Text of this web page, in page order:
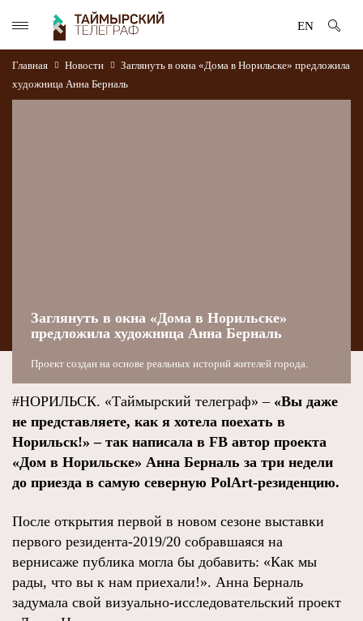
EN
Главная Новости
Заглянуть в окна «Дома в Норильске» предложила
художница Анна Берналь
Заглянуть в окна «Дома в Норильске»
предложила художница Анна Берналь
Проект создан на основе реальных историй жителей города.
#НОРИЛЬСК. «Таймырский телеграф» – «Вы даже
не представляете, как я хотела поехать в
Норильск!» – так написала в FB автор проекта
«Дом в Норильске» Анна Берналь за три недели
до приезда в самую северную PolArt-резиденцию.
После открытия первой в новом сезоне выставки
первого резидента-2019/20 собравшаяся на
вернисаже публика могла бы добавить: «Как мы
рады, что вы к нам приехали!». Анна Берналь
задумала свой визуально-исследовательский проект